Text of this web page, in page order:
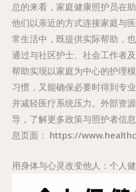
总的来看，家庭健康照护员在
他们以亲近的方式连接家庭与
常生活中，既提供实际帮助，
通过与社区护士、社会工作者
帮助实现以家庭为中心的护理
习惯，又能确保必要时得到专
并减轻医疗系统压力。外部资
导，了解更多政策与照护者信
息页面： https://
用身体与心灵改变他人：个人